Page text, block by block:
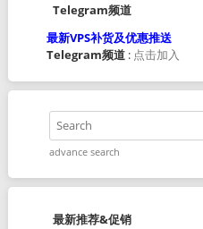
Telegram频道
最新VPS补货及优惠推送
Telegram频道: 点击加入
advance search
最新推荐&促销